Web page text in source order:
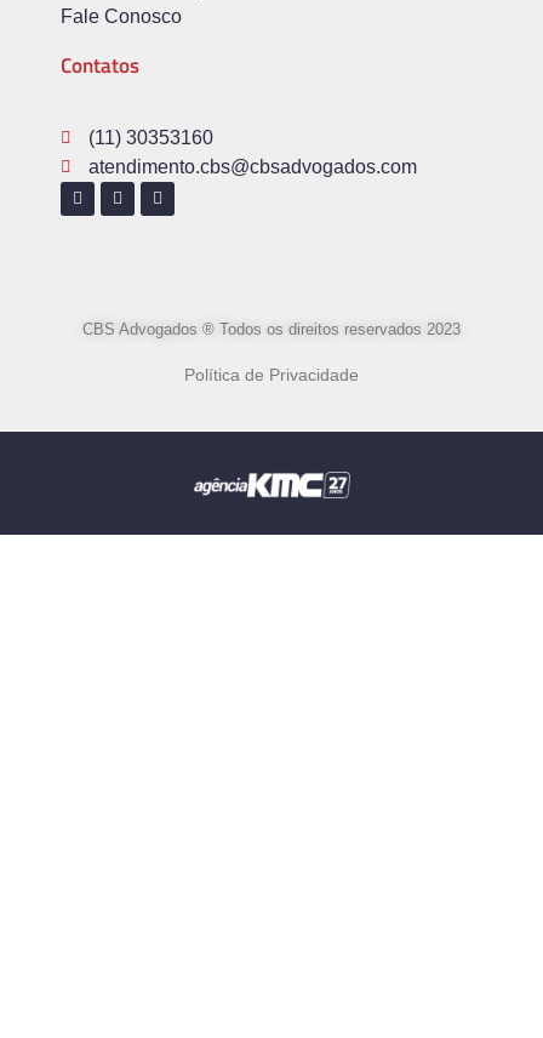
Fale Conosco
Contatos
(11) 30353160
atendimento.cbs@cbsadvogados.com
CBS Advogados ® Todos os direitos reservados 2023
Política de Privacidade